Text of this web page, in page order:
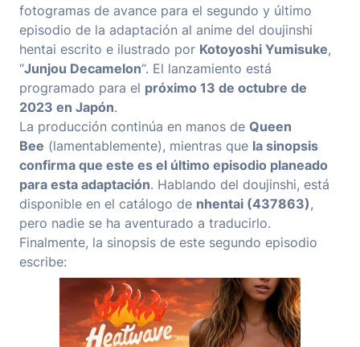
fotogramas de avance para el segundo y último
episodio de la adaptación al anime del doujinshi
hentai escrito e ilustrado por Kotoyoshi Yumisuke,
“Junjou Decamelon“. El lanzamiento está
programado para el próximo 13 de octubre de
2023 en Japón.
La producción continúa en manos de Queen
Bee (lamentablemente), mientras que la sinopsis
confirma que este es el último episodio planeado
para esta adaptación. Hablando del doujinshi, está
disponible en el catálogo de nhentai (437863),
pero nadie se ha aventurado a traducirlo.
Finalmente, la sinopsis de este segundo episodio
escribe: